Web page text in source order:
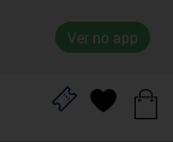
Ver no app